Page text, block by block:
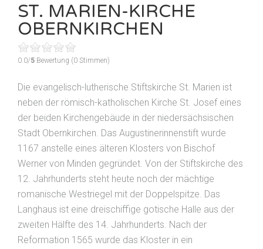
ST. MARIEN-KIRCHE
OBERNKIRCHEN
0.0/5 Bewertung (0 Stimmen)
Die evangelisch-lutherische Stiftskirche St. Marien ist
neben der römisch-katholischen Kirche St. Josef eines
der beiden Kirchengebäude in der niedersächsischen
Stadt Obernkirchen. Das Augustinerinnenstift wurde
1167 anstelle eines älteren Klosters von Bischof
Werner von Minden gegründet. Von der Stiftskirche des
12. Jahrhunderts steht heute noch der mächtige
romanische Westriegel mit der Doppelspitze. Das
Langhaus ist eine dreischiffige gotische Halle aus der
zweiten Hälfte des 14. Jahrhunderts. Nach der
Reformation 1565 wurde das Kloster in ein